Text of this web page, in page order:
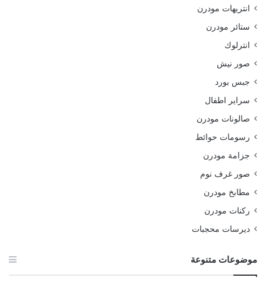
انتريهات مودرن
ستائر مودرن
انترلوك
صور نيش
جبس بورد
سراير اطفال
صالونات مودرن
رسومات حوائط
جزامة مودرن
صور غرف نوم
مطابخ مودرن
ركنات مودرن
ديرسات محجبات
موضوعات متنوعة